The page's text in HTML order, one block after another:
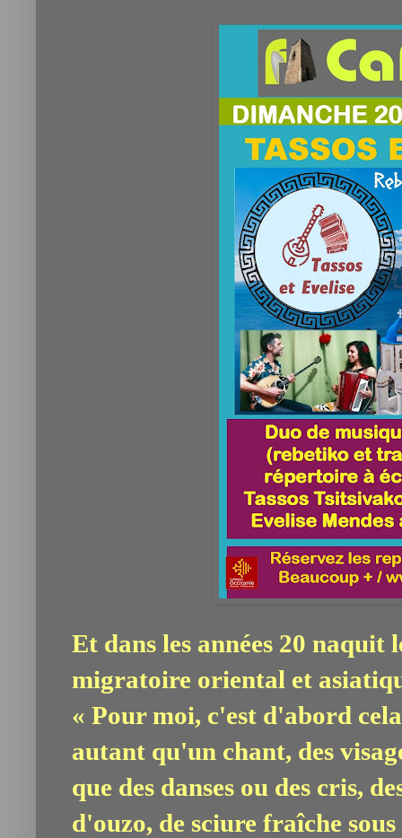
Et dans les années 20 naquit
migratoire oriental et
« Pour moi, c'est d'abord
autant qu'un chant, des
que des danses ou des cris,
d'ouzo, de sciure fraîche